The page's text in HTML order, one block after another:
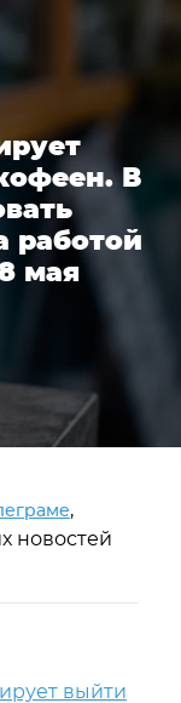
В
работой
мая
,
новостей
выйти